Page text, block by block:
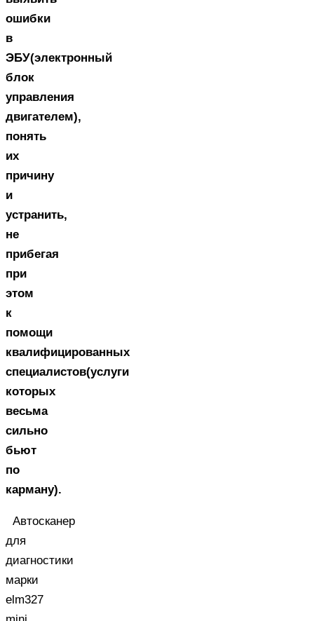
ошибки
в
ЭБУ(электронный
блок
управления
двигателем),
понять
их
причину
и
устранить,
не
прибегая
при
этом
к
помощи
квалифицированных
специалистов(услуги
которых
весьма
сильно
бьют
по
карману).
Автосканер
для
диагностики
марки
elm327